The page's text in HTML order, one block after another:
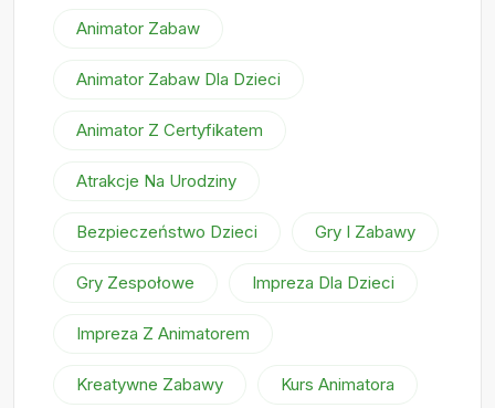
Animator Zabaw
Animator Zabaw Dla Dzieci
Animator Z Certyfikatem
Atrakcje Na Urodziny
Bezpieczeństwo Dzieci Gry I Zabawy
Gry Zespołowe Impreza Dla Dzieci
Impreza Z Animatorem
Kreatywne Zabawy Kurs Animatora